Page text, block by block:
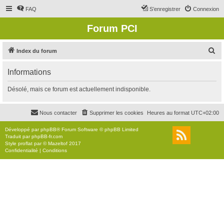
FAQ Connexion
S’enregistrer
Forum PCI
Index du forum
r
c
r
Informations
Désolé, mais ce forum est actuellement indisponible.
Heures au format UTC+02:00
Supprimer les cookies
Nous contacter
Développé parphpBB® Forum Software © phpBB Limited
Traduit parphpBB-fr.com
Style proflat par ©Mazeltof 2017
Confidentialité | Conditions